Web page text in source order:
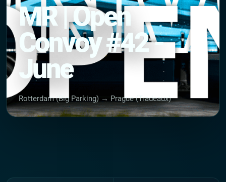
MR | Open
Convoy #42 -
June
Rotterdam (Big Parking) → Prague (Tradeaux)